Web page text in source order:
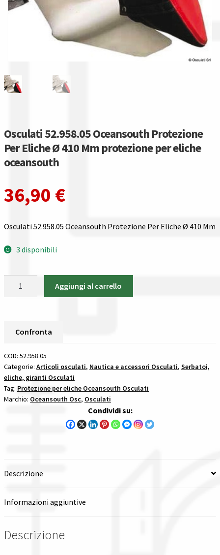
Gestione resi
Guida all’utilizzo del sito
Privacy policy
Confronta
I nostri negozi
Riepilogo ordine
Spedizioni in italia
Osculati 52.958.05 Oceansouth Protezione
Per Eliche Ø 410 Mm protezione per eliche
oceansouth
36,90 €
Osculati 52.958.05 Oceansouth Protezione Per Eliche Ø 410 Mm
3 disponibili
Ø
410
Mm
protezione
per
Aggiungi al carrello
Confronta
COD: 52.958.05
Categorie: Articoli osculati, Nautica e accessori Osculati, Serbatoi,
eliche, giranti Osculati
Tag: Protezione per eliche Oceansouth Osculati
Marchio: Oceansouth Osc, Osculati
Condividi su:
Descrizione
Informazioni aggiuntive
Descrizione